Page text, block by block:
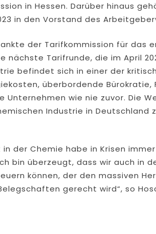
in Hessen. Darüber hinaus
in den Vorstand des
der Tarifkommission für das
nächste Tarifrunde, die im April
befindet sich in einer der
überbordende
Unternehmen wie nie zuvor. Die
Industrie in Deutschland
der Chemie habe in Krisen
bin überzeugt, dass wir auch in
können, der den massiven
gerecht wird“, so